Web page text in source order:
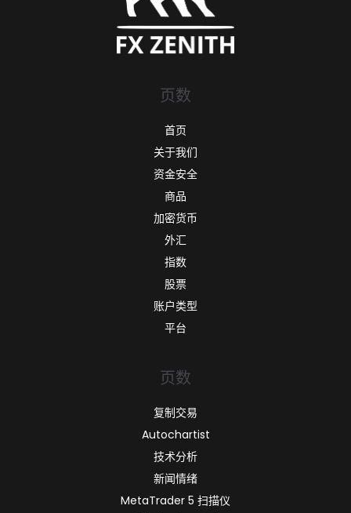
页数
首页
关于我们
资金安全
商品
加密货币
外汇
指数
股票
账户类型
平台
页数
复制交易
Autochartist
技术分析
新闻情绪
MetaTrader 5 扫描仪